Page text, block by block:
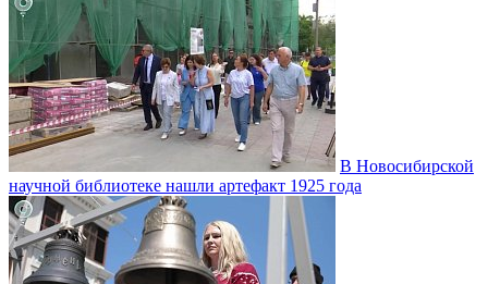
В Новосибирской
научной библиотеке нашли артефакт 1925 года